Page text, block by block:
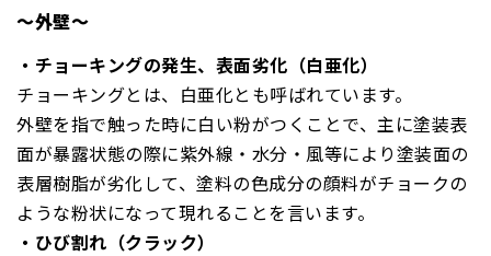
～外壁～
・チョーキングの発生、表面劣化（白亜化）
チョーキングとは、白亜化とも呼ばれています。
外壁を指で触った時に白い粉がつくことで、主に塗装表
面が暴露状態の際に紫外線・水分・風等により塗装面の
表層樹脂が劣化して、塗料の色成分の顔料がチョークの
ような粉状になって現れることを言います。
・ひび割れ（クラック）